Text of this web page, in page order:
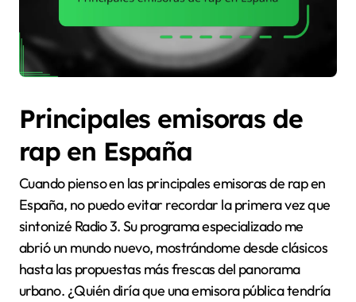
Principales emisoras de
rap en España
Cuando pienso en las principales emisoras de rap en
España, no puedo evitar recordar la primera vez que
sintonizé Radio 3. Su programa especializado me
abrió un mundo nuevo, mostrándome desde clásicos
hasta las propuestas más frescas del panorama
urbano. ¿Quién diría que una emisora pública tendría